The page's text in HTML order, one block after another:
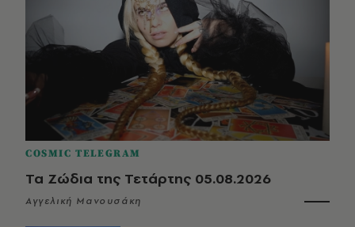
COSMIC TELEGRAM
Τα Ζώδια της Τετάρτης 05.08.2026
Αγγελική Μανουσάκη